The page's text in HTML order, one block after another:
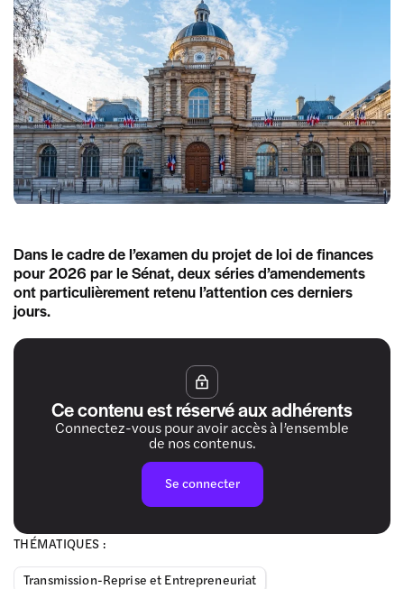
THÉMATIQUES :
Transmission-Reprise et Entrepreneuriat
Dans le cadre de l’examen du projet de loi de finances
pour 2026 par le Sénat, deux séries d’amendements
ont particulièrement retenu l’attention ces derniers
jours.
Ce contenu est réservé aux adhérents
Connectez-vous pour avoir accès à l’ensemble
de nos contenus.
Se connecter